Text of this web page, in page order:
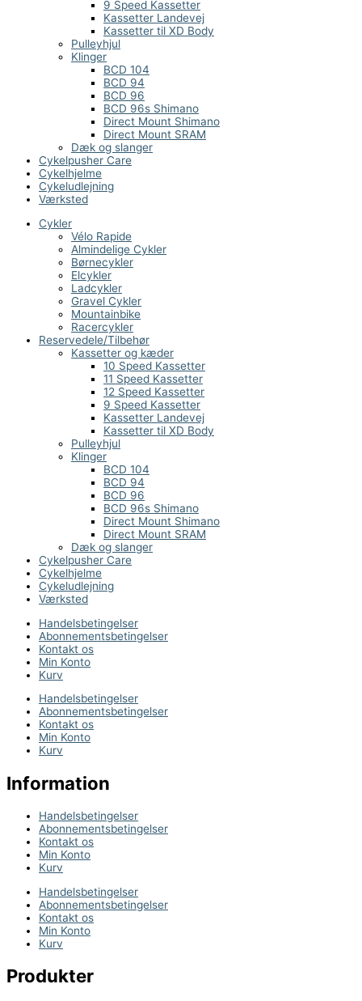
9 Speed Kassetter
Kassetter Landevej
Kassetter til XD Body
Pulleyhjul
Klinger
BCD 104
BCD 94
BCD 96
BCD 96s Shimano
Direct Mount Shimano
Direct Mount SRAM
Dæk og slanger
Cykelpusher Care
Cykelhjelme
Cykeludlejning
Værksted
Cykler
Vélo Rapide
Almindelige Cykler
Børnecykler
Elcykler
Ladcykler
Gravel Cykler
Mountainbike
Racercykler
Reservedele/Tilbehør
Kassetter og kæder
10 Speed Kassetter
11 Speed Kassetter
12 Speed Kassetter
9 Speed Kassetter
Kassetter Landevej
Kassetter til XD Body
Pulleyhjul
Klinger
BCD 104
BCD 94
BCD 96
BCD 96s Shimano
Direct Mount Shimano
Direct Mount SRAM
Dæk og slanger
Cykelpusher Care
Cykelhjelme
Cykeludlejning
Værksted
Handelsbetingelser
Abonnementsbetingelser
Kontakt os
Min Konto
Kurv
Handelsbetingelser
Abonnementsbetingelser
Kontakt os
Min Konto
Kurv
Information
Handelsbetingelser
Abonnementsbetingelser
Kontakt os
Min Konto
Kurv
Handelsbetingelser
Abonnementsbetingelser
Kontakt os
Min Konto
Kurv
Produkter